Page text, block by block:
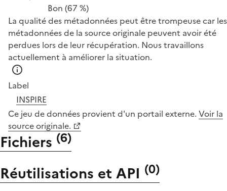
Bon (67 %)
La qualité des métadonnées peut être trompeuse car les
métadonnées de la source originale peuvent avoir été
perdues lors de leur récupération. Nous travaillons
actuellement à améliorer la situation.
Label
INSPIRE
Ce jeu de données provient d'un portail externe. Voir la
source originale.
Fichiers (6)
Réutilisations et API (0)